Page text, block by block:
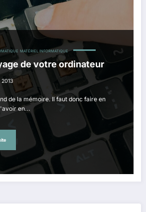
MATÉRIEL INFORMATIQUE
de votre ordinateur
2013
de la mémoire. Il faut donc faire en
en…